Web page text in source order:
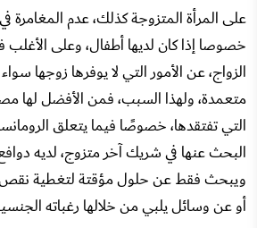
على المرأة المتزوجة كذلك، عدم المغامرة في
خصوصا إذا كان لديها أطفال، وعلى
الزواج، عن الأمور التي لا يوفرها زوجها
متعمدة، ولهذا السبب، فمن الأفضل لها
التي تفتقدها، خصوصًا فيما يتعلق
البحث عنها في شريك آخر متزوج، لديه
ويبحث فقط عن حلول مؤقتة لتغطية نقص
أو عن وسائل يلبي من خلالها رغباته